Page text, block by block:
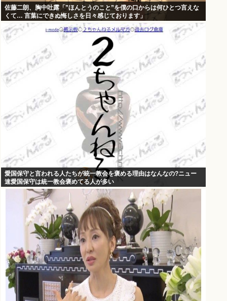
佐藤二朗、胸中吐露「”ほんとうのこと”を僕の口からは何ひとつ言えな
くて… 言葉にできぬ悔しさを日々感じております」
愛国保守と言われる人たちが統一教会を褒める理由はなんなの?ニュー
速愛国保守は統一教会褒めてる人が多い